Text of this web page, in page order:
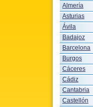
Almería
Asturias
Ávila
Badajoz
Barcelona
Burgos
Cáceres
Cádiz
Cantabria
Castellón